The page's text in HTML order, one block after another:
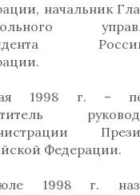
начальник
1998 г. –
Федерации.
1998 г.